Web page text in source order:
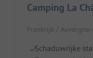
Camping La
Frankrijk /
Schaduwrijke